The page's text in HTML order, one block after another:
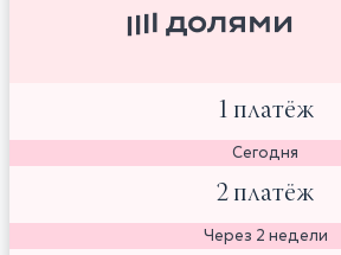
1 платёж
Сегодня
2 платёж
Через 2 недели